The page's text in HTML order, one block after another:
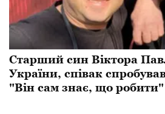
Старший син Віктора
України, співак
"Він сам знає, що робити"